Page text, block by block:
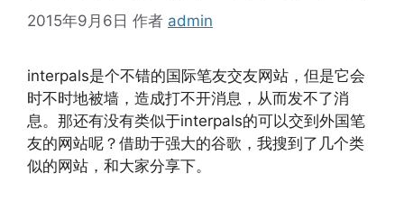
2015年9月6日 作者 admin
interpals是个不错的国际笔友交友网站，但是它会
时不时地被墙，造成打不开消息，从而发不了消
息。那还有没有类似于interpals的可以交到外国笔
友的网站呢？借助于强大的谷歌，我搜到了几个类
似的网站，和大家分享下。